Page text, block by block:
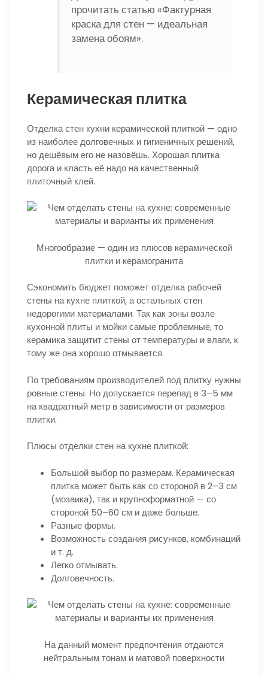
прочитать статью «Фактурная
краска для стен — идеальная
замена обоям».
Керамическая плитка
Отделка стен кухни керамической плиткой — одно
из наиболее долговечных и гигиеничных решений,
но дешёвым его не назовёшь. Хорошая плитка
дорога и класть её надо на качественный
плиточный клей.
Многообразие — один из плюсов керамической
плитки и керамогранита
Сэкономить бюджет поможет отделка рабочей
стены на кухне плиткой, а остальных стен
недорогими материалами. Так как зоны возле
кухонной плиты и мойки самые проблемные, то
керамика защитит стены от температуры и влаги, к
тому же она хорошо отмывается.
По требованиям производителей под плитку нужны
ровные стены. Но допускается перепад в 3–5 мм
на квадратный метр в зависимости от размеров
плитки.
Плюсы отделки стен на кухне плиткой:
Большой выбор по размерам. Керамическая
плитка может быть как со стороной в 2–3 см
(мозаика), так и крупноформатной — со
стороной 50–60 см и даже больше.
Разные формы.
Возможность создания рисунков, комбинаций
и т. д.
Легко отмывать.
Долговечность.
На данный момент предпочтения отдаются
нейтральным тонам и матовой поверхности